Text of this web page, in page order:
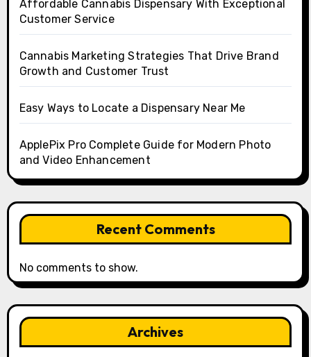
Affordable Cannabis Dispensary With Exceptional
Customer Service
Cannabis Marketing Strategies That Drive Brand
Growth and Customer Trust
Easy Ways to Locate a Dispensary Near Me
ApplePix Pro Complete Guide for Modern Photo
and Video Enhancement
Recent Comments
No comments to show.
Archives